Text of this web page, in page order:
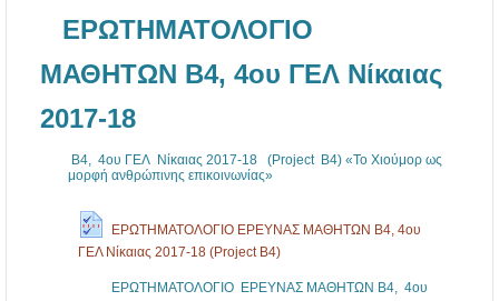
ΕΡΩΤΗΜΑΤΟΛΟΓΙΟ
ΜΑΘΗΤΩΝ B4, 4ου ΓΕΛ Νίκαιας
2017-18
B4, 4ου ΓΕΛ Νίκαιας 2017-18 (Project Β4) «Το Χιούμορ ως
μορφή ανθρώπινης επικοινωνίας»
ΕΡΩΤΗΜΑΤΟΛΟΓΙΟ ΕΡΕΥΝΑΣ ΜΑΘΗΤΩΝ B4, 4ου
ΓΕΛ Νίκαιας 2017-18 (Project B4)
ΕΡΩΤΗΜΑΤΟΛΟΓΙΟ ΕΡΕΥΝΑΣ ΜΑΘΗΤΩΝ B4, 4ου